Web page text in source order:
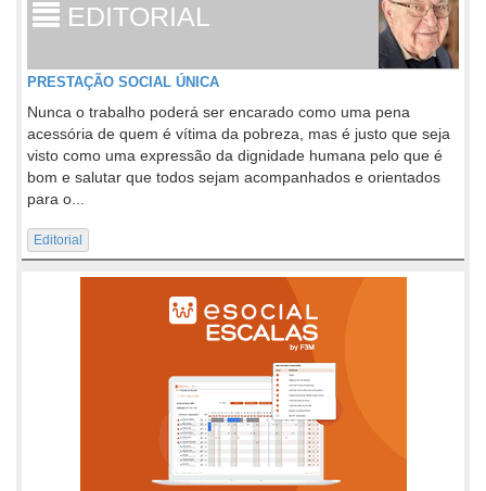
EDITORIAL
PRESTAÇÃO SOCIAL ÚNICA
Nunca o trabalho poderá ser encarado como uma pena
acessória de quem é vítima da pobreza, mas é justo que seja
visto como uma expressão da dignidade humana pelo que é
bom e salutar que todos sejam acompanhados e orientados
para o...
Editorial